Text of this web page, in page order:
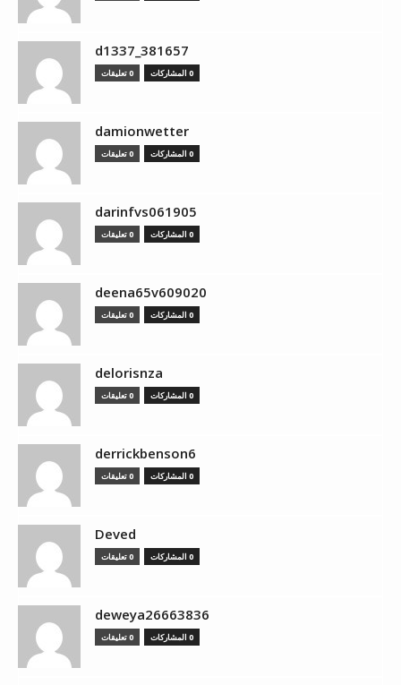
d1337_381657
0 المشاركات 0 تعليقات
damionwetter
0 المشاركات 0 تعليقات
darinfvs061905
0 المشاركات 0 تعليقات
deena65v609020
0 المشاركات 0 تعليقات
delorisnza
0 المشاركات 0 تعليقات
derrickbenson6
0 المشاركات 0 تعليقات
Deved
0 المشاركات 0 تعليقات
deweya26663836
0 المشاركات 0 تعليقات